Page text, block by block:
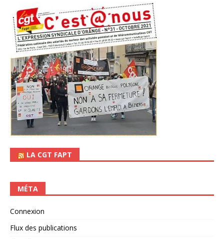
LA CGT FAPT
MÉTA
Connexion
Flux des publications